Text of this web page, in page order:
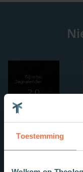
Toestemming